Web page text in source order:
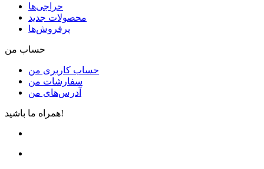
حراجی‌ها
محصولات جدید
پرفروش‌ها
حساب من
حساب کاربری من
سفارشات من
آدرس‌های من
همراه ما باشید!